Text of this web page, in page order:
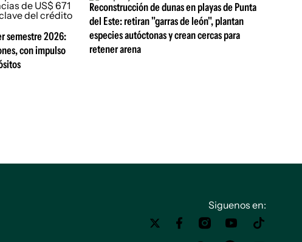
semestre 2026:
con impulso
Reconstrucción de dunas en playas de Punta
del Este: retiran "garras de león", plantan
especies autóctonas y crean cercas para
retener arena
Siguenos en: